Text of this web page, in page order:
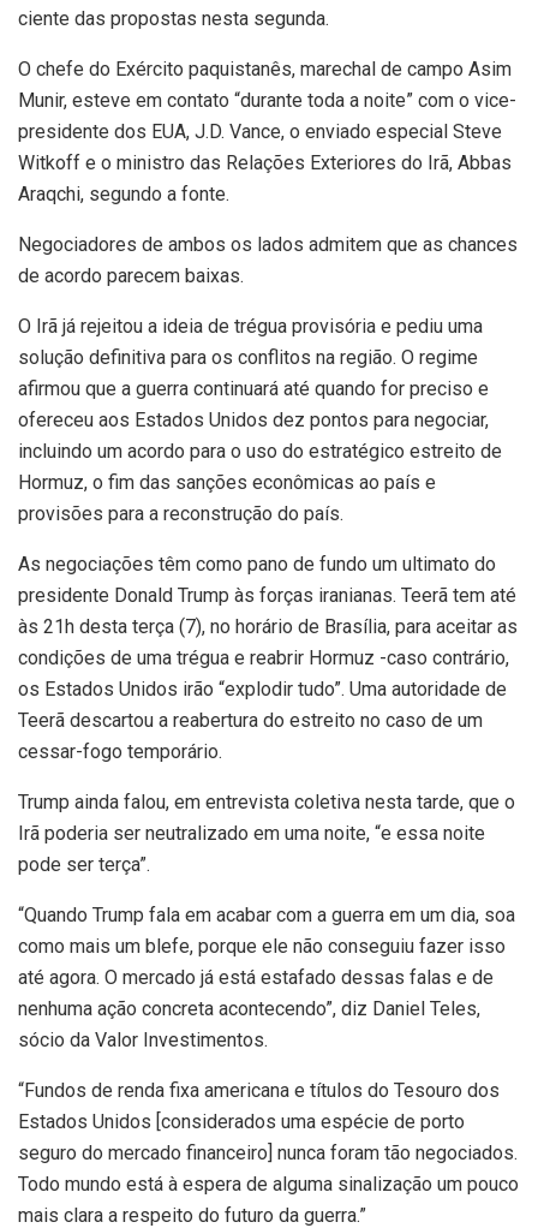
ciente das propostas nesta segunda.
O chefe do Exército paquistanês, marechal de campo Asim
Munir, esteve em contato “durante toda a noite” com o vice-
presidente dos EUA, J.D. Vance, o enviado especial Steve
Witkoff e o ministro das Relações Exteriores do Irã, Abbas
Araqchi, segundo a fonte.
Negociadores de ambos os lados admitem que as chances
de acordo parecem baixas.
O Irã já rejeitou a ideia de trégua provisória e pediu uma
solução definitiva para os conflitos na região. O regime
afirmou que a guerra continuará até quando for preciso e
ofereceu aos Estados Unidos dez pontos para negociar,
incluindo um acordo para o uso do estratégico estreito de
Hormuz, o fim das sanções econômicas ao país e
provisões para a reconstrução do país.
As negociações têm como pano de fundo um ultimato do
presidente Donald Trump às forças iranianas. Teerã tem até
às 21h desta terça (7), no horário de Brasília, para aceitar as
condições de uma trégua e reabrir Hormuz -caso contrário,
os Estados Unidos irão “explodir tudo”. Uma autoridade de
Teerã descartou a reabertura do estreito no caso de um
cessar-fogo temporário.
Trump ainda falou, em entrevista coletiva nesta tarde, que o
Irã poderia ser neutralizado em uma noite, “e essa noite
pode ser terça”.
“Quando Trump fala em acabar com a guerra em um dia, soa
como mais um blefe, porque ele não conseguiu fazer isso
até agora. O mercado já está estafado dessas falas e de
nenhuma ação concreta acontecendo”, diz Daniel Teles,
sócio da Valor Investimentos.
“Fundos de renda fixa americana e títulos do Tesouro dos
Estados Unidos [considerados uma espécie de porto
seguro do mercado financeiro] nunca foram tão negociados.
Todo mundo está à espera de alguma sinalização um pouco
mais clara a respeito do futuro da guerra.”